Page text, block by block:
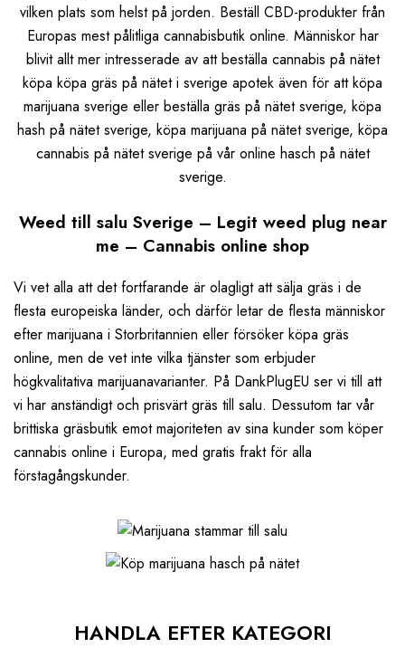
vilken plats som helst på jorden. Beställ CBD-produkter från
Europas mest pålitliga cannabisbutik online. Människor har
blivit allt mer intresserade av att beställa cannabis på nätet
köpa köpa gräs på nätet i sverige apotek även för att köpa
marijuana sverige eller beställa gräs på nätet sverige, köpa
hash på nätet sverige, köpa marijuana på nätet sverige, köpa
cannabis på nätet sverige på vår online hasch på nätet
sverige.
Weed till salu Sverige – Legit weed plug near
me – Cannabis online shop
Vi vet alla att det fortfarande är olagligt att sälja gräs i de
flesta europeiska länder, och därför letar de flesta människor
efter marijuana i Storbritannien eller försöker köpa gräs
online, men de vet inte vilka tjänster som erbjuder
högkvalitativa marijuanavarianter. På DankPlugEU ser vi till att
vi har anständigt och prisvärt gräs till salu. Dessutom tar vår
brittiska gräsbutik emot majoriteten av sina kunder som köper
cannabis online i Europa, med gratis frakt för alla
förstagångskunder.
HANDLA EFTER KATEGORI